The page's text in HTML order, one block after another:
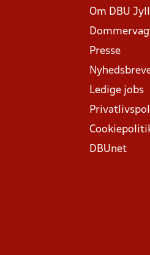
Om DBU
Presse
Ledige jobs
DBUnet